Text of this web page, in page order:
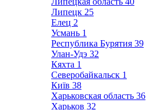
Липецк 25
Елец 2
Усмань 1
Республика Бурятия 39
Улан-Удэ 32
Кяхта 1
Северобайкальск 1
Київ 38
Харьковская область 36
Харьков 32